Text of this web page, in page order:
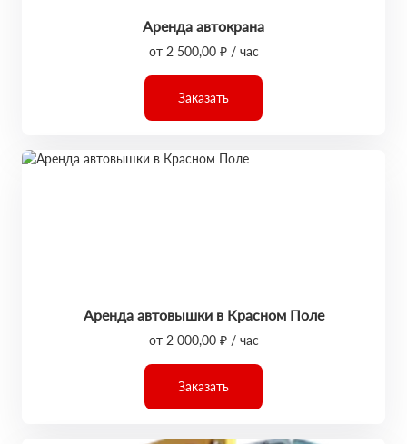
Аренда автокрана
от 2 500,00 ₽ / час
Заказать
Аренда автовышки в Красном Поле
от 2 000,00 ₽ / час
Заказать